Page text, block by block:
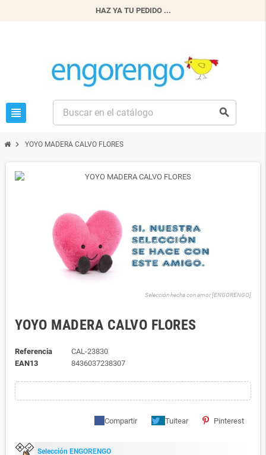
HAZ YA TU PEDIDO ...
view_headline search
chevron_right YOYO MADERA CALVO FLORES
Selección hecha con amor [ENGORENGO]
YOYO MADERA CALVO FLORES
Referencia
CAL-23830
EAN13
8436037238307
Compartir Tuitear Pinterest
Selección ENGORENGO